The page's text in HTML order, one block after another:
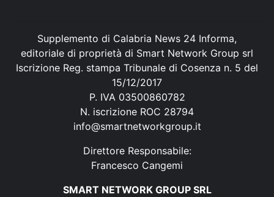
Supplemento di Calabria News 24 Informa,
editoriale di proprietà di Smart Network Group srl
Iscrizione Reg. stampa Tribunale di Cosenza n. 5 del
15/12/2017
P. IVA 03500860782
N. iscrizione ROC 28794
info@smartnetworkgroup.it
Direttore Responsabile:
Francesco Cangemi
SMART NETWORK GROUP SRL